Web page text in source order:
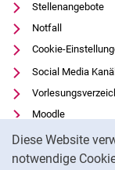
Diese Website
notwendige
Stellenangebote
Notfall
Cookie-
Social Media
Moodle
Panopto